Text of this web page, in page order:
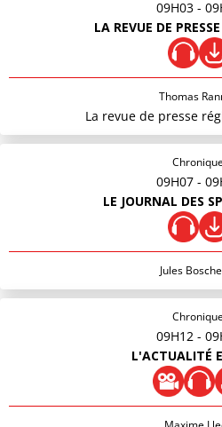
09H03 -
LA REVUE DE
Thomas
La revue de presse
09H07 -
LE JOURNAL DES
Jules
09H12 -
L'ACTUALITÉ